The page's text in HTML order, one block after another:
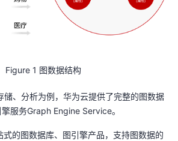
Figure 1 图数据结构
分析为例，华为云提供了完整的图数据
服务Graph Engine Service。
的图数据库、图引擎产品，支持图数据的